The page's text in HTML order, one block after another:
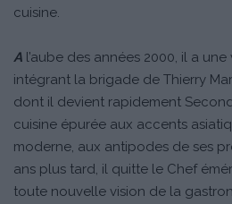
cuisine.
A l’aube des années 2000, il a
intégrant la brigade de Thierry
dont il devient rapidement
cuisine épurée aux accents
moderne, aux antipodes de ses
ans plus tard, il quitte le Chef
toute nouvelle vision de la